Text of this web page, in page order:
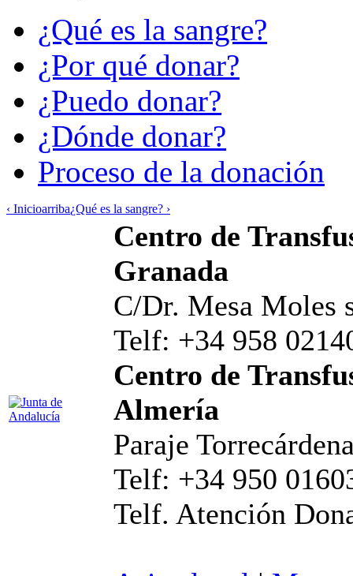
¿Qué es la sangre?
¿Por qué donar?
¿Puedo donar?
¿Dónde donar?
Proceso de la donación
‹ Inicioarriba¿Qué es la sangre? ›
Centro de
Granada
C/Dr. Mesa Moles
Telf: +34 958
Centro de
Almería
Paraje
Telf: +34 950
Telf. Atención